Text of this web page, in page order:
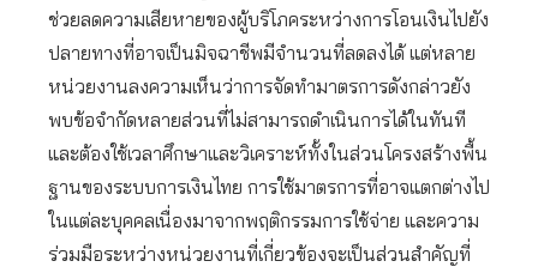
ช่วยลดความเสียหายของผู้บริโภคระหว่างการโอนเงินไปยัง
ปลายทางที่อาจเป็นมิจฉาชีพมีจำนวนที่ลดลงได้ แต่หลาย
หน่วยงานลงความเห็นว่าการจัดทำมาตรการดังกล่าวยัง
พบข้อจำกัดหลายส่วนที่ไม่สามารถดำเนินการได้ในทันที
และต้องใช้เวลาศึกษาและวิเคราะห์ทั้งในส่วนโครงสร้างพื้น
ฐานของระบบการเงินไทย การใช้มาตรการที่อาจแตกต่างไป
ในแต่ละบุคคลเนื่องมาจากพฤติกรรมการใช้จ่าย และความ
ร่วมมือระหว่างหน่วยงานที่เกี่ยวข้องจะเป็นส่วนสำคัญที่